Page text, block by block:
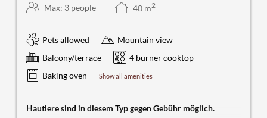
Max: 3 people 40 m2
Pets allowed
Mountain view
Balcony/terrace
4 burner cooktop
Baking oven
Show all amenities
Hautiere sind in diesem Typ gegen Gebühr möglich.